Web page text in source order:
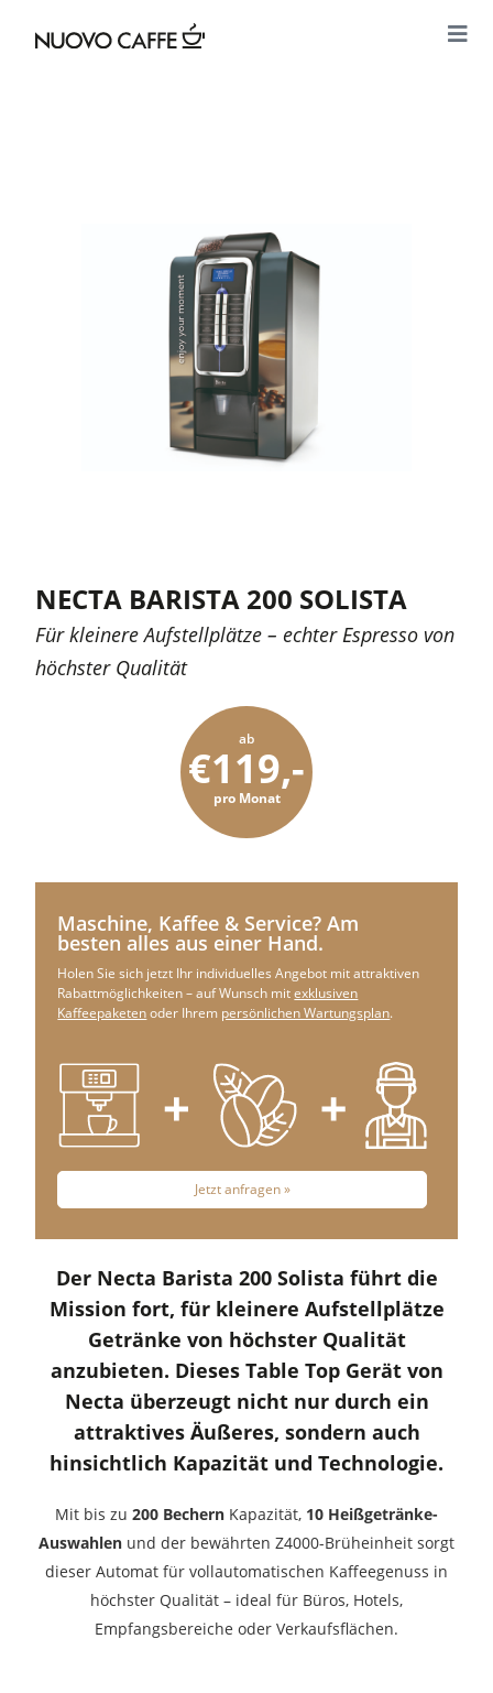
NECTA BARISTA 200 SOLISTA
Für kleinere Aufstellplätze – echter Espresso von
höchster Qualität
ab
€119,-
pro Monat
Maschine, Kaffee & Service? Am
besten alles aus einer Hand.
Holen Sie sich jetzt Ihr individuelles Angebot mit attraktiven
Rabattmöglichkeiten – auf Wunsch mitexklusiven
Kaffeepaketenoder Ihrem persönlichen Wartungsplan.
Jetzt anfragen »
Der Necta Barista 200 Solista führt die
Mission fort, für kleinere Aufstellplätze
Getränke von höchster Qualität
anzubieten. Dieses Table Top Gerät von
Necta überzeugt nicht nur durch ein
attraktives Äußeres, sondern auch
hinsichtlich Kapazität und Technologie.
Mit bis zu 200 Bechern Kapazität, 10 Heißgetränke-
Auswahlen und der bewährten Z4000-Brüheinheit sorgt
dieser Automat für vollautomatischen Kaffeegenuss in
höchster Qualität – ideal für Büros, Hotels,
Empfangsbereiche oder Verkaufsflächen.